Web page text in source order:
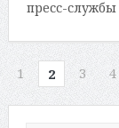
пресс-службы
1 2 3 4